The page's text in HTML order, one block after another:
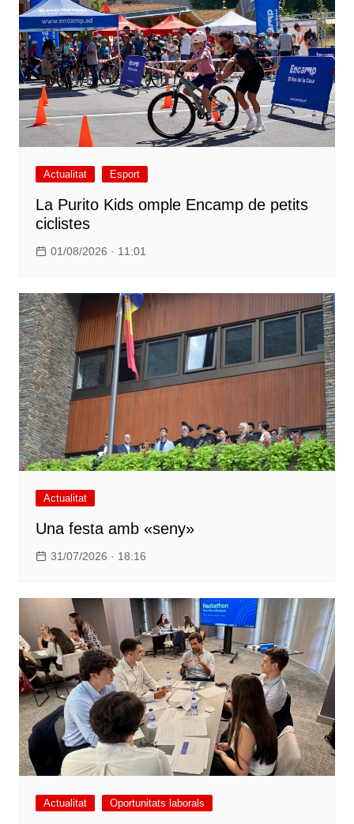
Actualitat Esport
La Purito Kids omple Encamp de petits
ciclistes
01/08/2026 · 11:01
Actualitat
Una festa amb «seny»
31/07/2026 · 18:16
Actualitat Oportunitats laborals